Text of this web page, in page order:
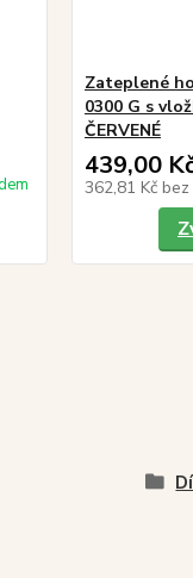
Zateplené
0300 G s
ČERVENÉ
439,00
362,81 Kč bez